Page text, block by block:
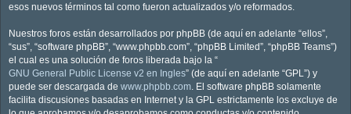
esos nuevos términos tal como fueron actualizados y/o reformados.
Nuestros foros están desarrollados por phpBB (de aquí en adelante “ellos”,
“sus”, “software phpBB”, “www.phpbb.com”, “phpBB Limited”, “phpBB Teams”)
el cual es una solución de foros liberada bajo la “
GNU General Public License v2 en Ingles” (de aquí en adelante “GPL”) y
puede ser descargada de www.phpbb.com. El software phpBB solamente
facilita discusiones basadas en Internet y la GPL estrictamente los excluye de